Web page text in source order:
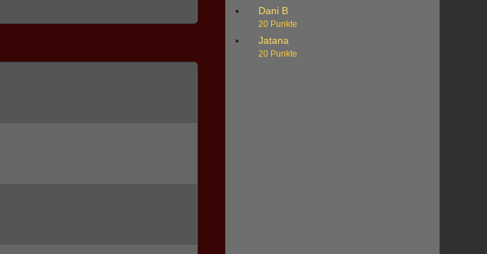
Dani B
20 Punkte
Jatana
20 Punkte